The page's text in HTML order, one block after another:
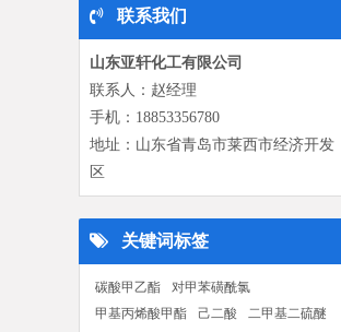
联系我们
山东亚轩化工有限公司
联系人：赵经理
手机： 18853356780
地址：山东省青岛市莱西市经济开发
区
关键词标签
碳酸甲乙酯
对甲苯磺酰氯
甲基丙烯酸甲酯
己二酸 二甲基二硫醚